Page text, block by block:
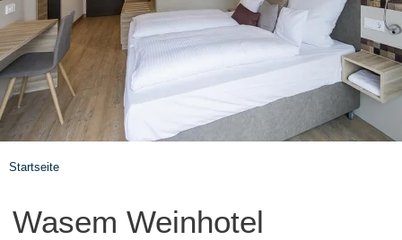
reservering & service
Rheinhessen-Blog kaart
Startseite
Wasem Weinhotel